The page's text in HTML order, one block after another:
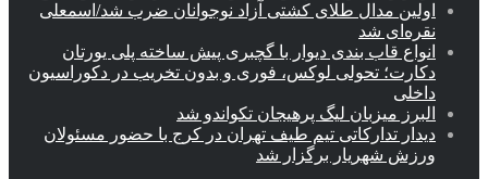
اولین مدال طلای کشتی آزاد نوجوانان ضرب شد/اسمعلی
نقره‌ای شد
انواع قاب بندی دیوار با گچبری پیش ساخته پلی یورتان
دکارت؛ تحولی لوکس، فوری و بدون تخریب در دکوراسیون
داخلی
البرز میزبان لیگ پرهیجان تکواندو شد
دیدار تدارکاتی تیم طیف تهران در کرج با حضور مسئولان
ورزش شهریار برگزار شد